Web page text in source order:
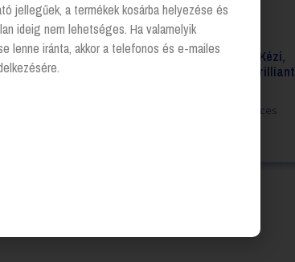
Mosogatószer Kézi,
Pohármosogató,
Mosogatószer Kézi,
750ml, Frosch – Brilliant
Login to see prices
hígítós/adagolós flakon, Brilliance
jellegűek, a termékek kosárba helyezése és
ideig nem lehetséges. Ha valamelyik
lenne iránta, akkor a telefonos és e-mailes